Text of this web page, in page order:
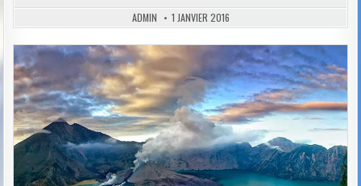
ADMIN 1 JANVIER 2016
Posted
in